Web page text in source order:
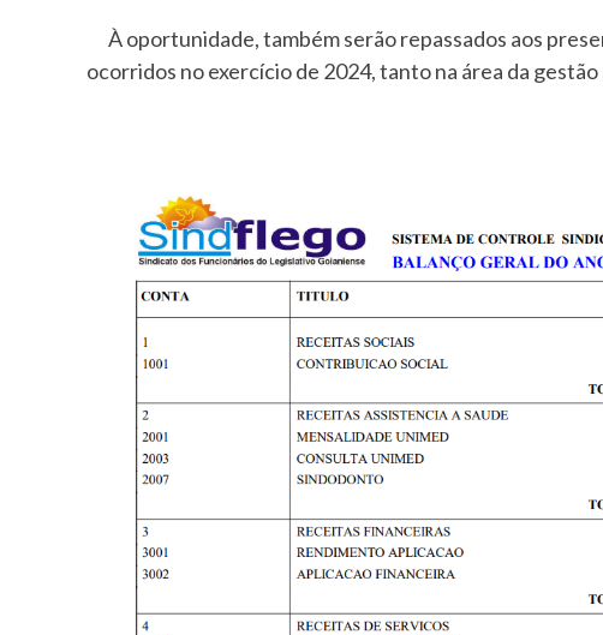
À oportunidade, também serão repassados aos
ocorridos no exercício de 2024, tanto na área da